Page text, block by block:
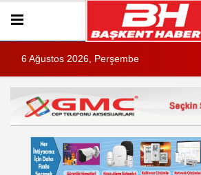
6 Ağustos 2026, Perşembe